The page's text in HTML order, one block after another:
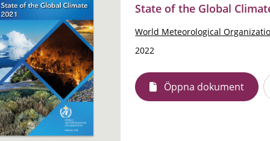
State of the Global
World Meteorological
2022
Öppna dokument